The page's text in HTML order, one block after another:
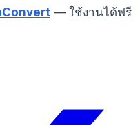
— ใช้งานได้ฟรี